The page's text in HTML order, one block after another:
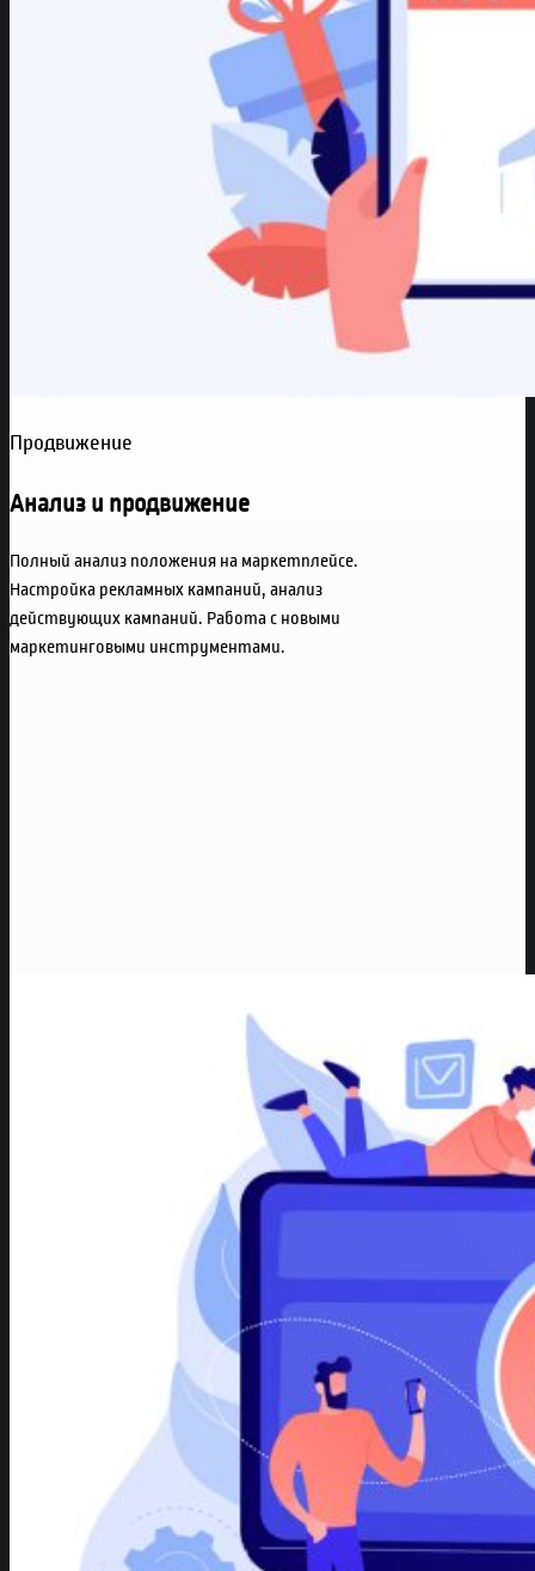
Продвижение
Анализ и продвижение
Полный анализ положения на маркетплейсе.
Настройка рекламных кампаний, анализ
действующих кампаний. Работа с новыми
маркетинговыми инструментами.